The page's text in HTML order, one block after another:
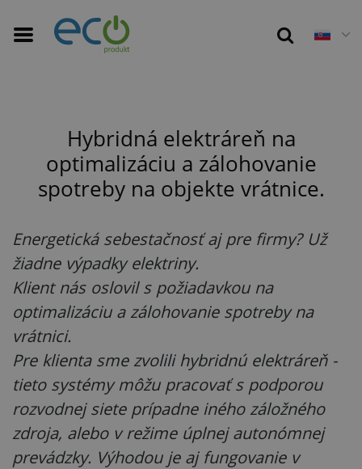
Hybridná elektráreň na
optimalizáciu a zálohovanie
spotreby na objekte vrátnice.
Energetická sebestačnosť aj pre firmy? Už
žiadne výpadky elektriny.
Klient nás oslovil s požiadavkou na
optimalizáciu a zálohovanie spotreby na
vrátnici.
Pre klienta sme zvolili hybridnú elektráreň -
tieto systémy môžu pracovať s podporou
rozvodnej siete prípadne iného záložného
zdroja, alebo v režime úplnej autonómnej
prevádzky. Výhodou je aj fungovanie v